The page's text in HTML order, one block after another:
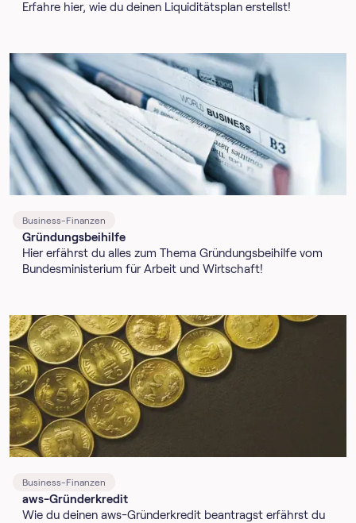
Erfahre hier, wie du deinen Liquiditätsplan erstellst!
Business-Finanzen
Gründungsbeihilfe
Hier erfährst du alles zum Thema Gründungsbeihilfe vom
Bundesministerium für Arbeit und Wirtschaft!
Business-Finanzen
aws-Gründerkredit
Wie du deinen aws-Gründerkredit beantragst erfährst du